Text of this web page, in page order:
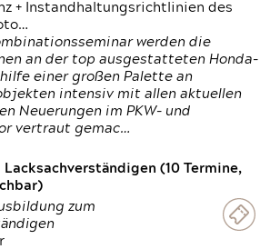
+ Instandhaltungsrichtlinien des
werden die
an der top ausgestatteten Honda-
einer großen Palette an
intensiv mit allen aktuellen
Neuerungen im PKW- und
vertraut gemac…
(10 Termine,
zum